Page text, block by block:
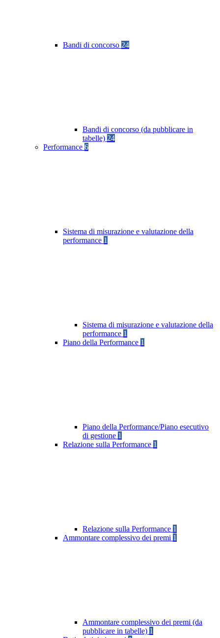
Bandi di concorso 24
Bandi di concorso (da pubblicare in
tabelle) 24
Performance 6
Sistema di misurazione e valutazione della
performance 1
Sistema di misurazione e valutazione della
performance 1
Piano della Performance 1
Piano della Performance/Piano esecutivo
di gestione 1
Relazione sulla Performance 1
Relazione sulla Performance 1
Ammontare complessivo dei premi 1
Ammontare complessivo dei premi (da
pubblicare in tabelle) 1